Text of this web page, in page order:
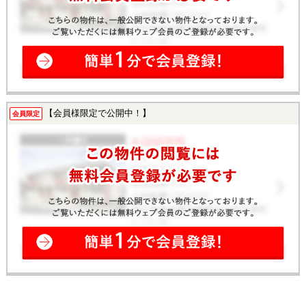
会員限定 【会員様限定で公開中！】